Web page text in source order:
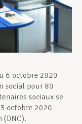
6 octobre 2020
social pour 80
sociaux se
octobre 2020
(ONC).